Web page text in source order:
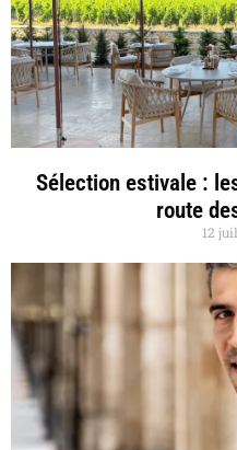
Sélection estivale :
route
12